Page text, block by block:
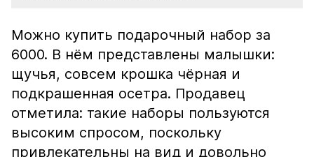
Можно купить подарочный набор за
6000. В нём представлены малышки:
щучья, совсем крошка чёрная и
подкрашенная осетра. Продавец
отметила: такие наборы пользуются
высоким спросом, поскольку
привлекательны на вид и довольно